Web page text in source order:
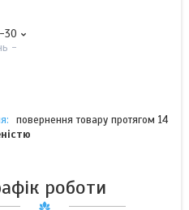
30
-
повернення товару протягом 14
роботи